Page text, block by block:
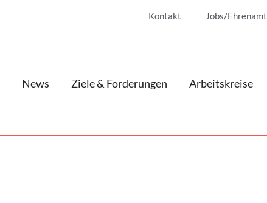
Kontakt Jobs/Ehrenamt
News Ziele & Forderungen Arbeitskreise